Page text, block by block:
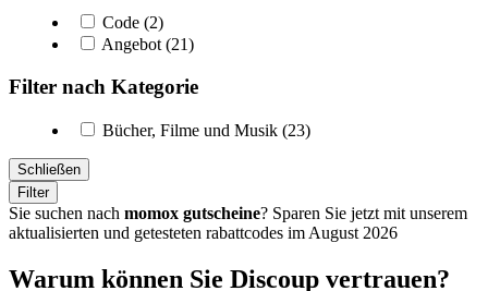
Code (2)
Angebot (21)
Filter nach Kategorie
Bücher, Filme und Musik (23)
Schließen
Filter
Sie suchen nach momox gutscheine? Sparen Sie jetzt mit unserem
aktualisierten und getesteten rabattcodes im August 2026
Warum können Sie Discoup vertrauen?